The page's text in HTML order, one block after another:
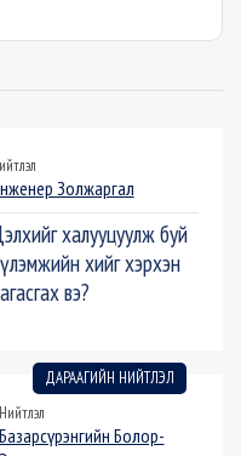
Золжаргал
халууцуулж буй
хийг хэрхэн
вэ?
ДАРААГИЙН НИЙТЛЭЛ
Нийтлэл
Базарсүрэнгийн Болор-